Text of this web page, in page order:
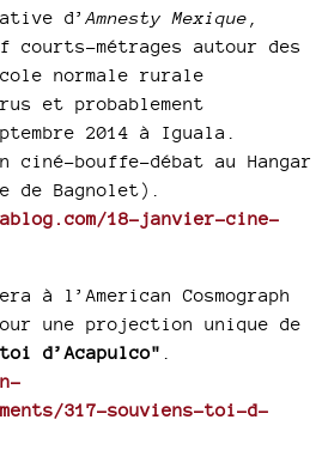
d’Amnesty Mexique
courts-métrages autour des
normale rurale
et probablement
2014 à Iguala.
ciné-bouffe-débat au Hangar
de Bagnolet).
18-janvier-cine-
à l’American Cosmograph
une projection unique de
d’Acapulco"
317-souviens-toi-d-